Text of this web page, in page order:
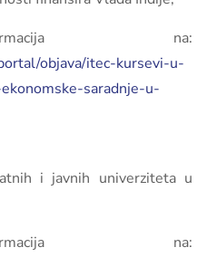
na:
objava/itec-kursevi-u-
saradnje-u-
i javnih univerziteta u
na: